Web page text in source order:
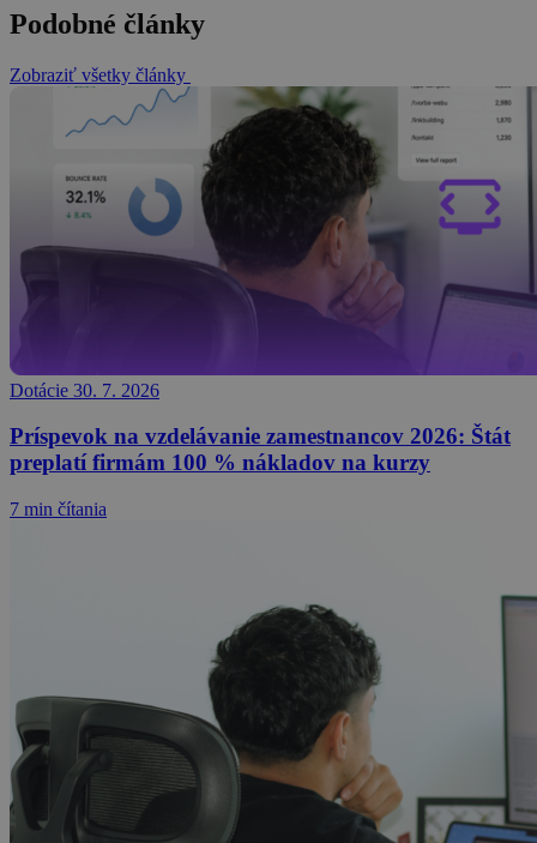
Podobné články
Zobraziť všetky články
Dotácie 30. 7. 2026
Príspevok na vzdelávanie zamestnancov 2026: Štát
preplatí firmám 100 % nákladov na kurzy
7 min čítania